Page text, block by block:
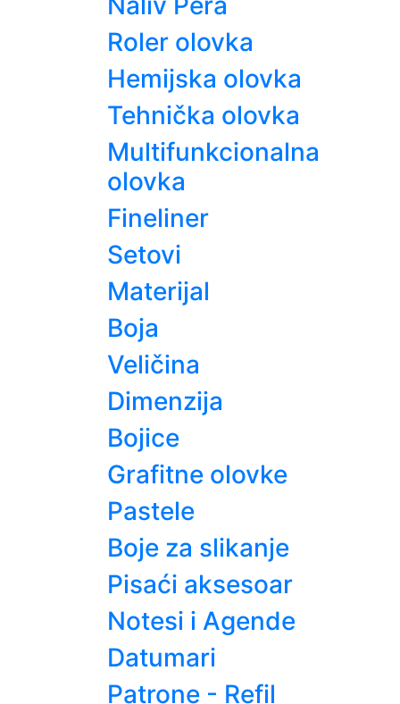
Roler olovka
Hemijska olovka
Tehnička olovka
Multifunkcionalna
olovka
Fineliner
Setovi
Materijal
Boja
Veličina
Dimenzija
Bojice
Grafitne olovke
Pastele
Boje za slikanje
Pisaći aksesoar
Notesi i Agende
Datumari
Patrone - Refil